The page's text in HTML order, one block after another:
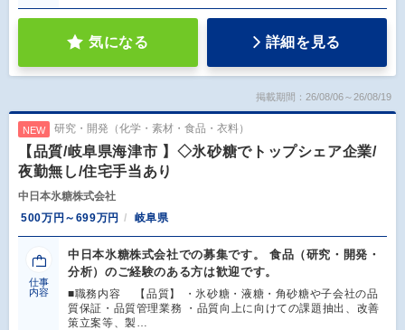
気になる 詳細を見る
掲載期間：26/08/06～26/08/19
NEW 研究・開発（化学・素材・食品・衣料）
【品質/岐阜県海津市 】◇氷砂糖でトップシェア企業/
夜勤無し/住宅手当あり
中日本氷糖株式会社
500万円～699万円
岐阜県
仕事
内容
中日本氷糖株式会社での募集です。 食品（研究・開発・
分析）のご経験のある方は歓迎です。
■職務内容 【品質】 ・氷砂糖・液糖・角砂糖や子会社の品
質保証・品質管理業務 ・品質向上に向けての課題抽出、改善
策立案等、製…